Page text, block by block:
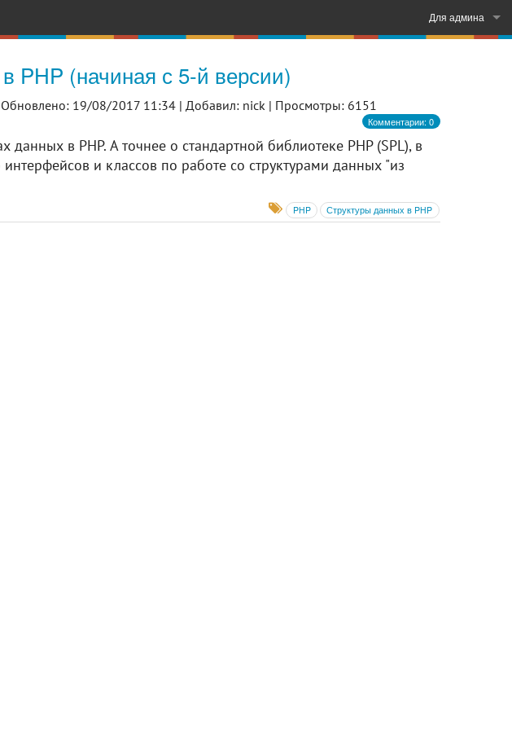
Для админа
PHP (начиная с 5-й версии)
Обновлено: 19/08/2017 11:34 | Добавил: nick | Просмотры: 6151
Комментарии: 0
данных в PHP. А точнее о стандартной библиотеке PHP (SPL), в
и классов по работе со структурами данных "из
PHP Структуры данных в PHP